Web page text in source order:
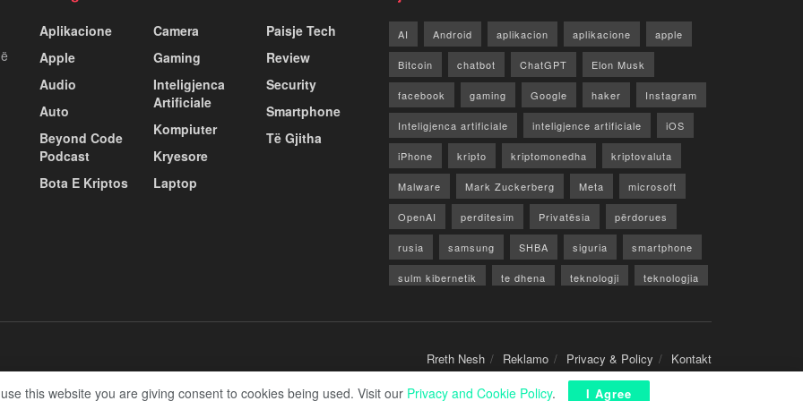
Aplikacione
Apple
Audio
Auto
Beyond Code
Podcast
Bota E Kriptos
Camera
Gaming
Inteligjenca
Artificiale
Kompiuter
Kryesore
Laptop
Paisje Tech
Review
Security
Smartphone
Të Gjitha
AI Android aplikacion aplikacione apple
Bitcoin chatbot ChatGPT Elon Musk
facebook gaming Google haker Instagram
Inteligjenca artificiale inteligjence artificiale iOS
iPhone kripto kriptomonedha kriptovaluta
Malware Mark Zuckerberg Meta microsoft
OpenAI perditesim Privatësia përdorues
rusia samsung SHBA siguria smartphone
sulm kibernetik te dhena teknologji teknologjia
Rreth Nesh Reklamo Privacy & Policy Kontakt
this website you are giving consent to cookies being used. Visit our Privacy and Cookie Policy. I Agree